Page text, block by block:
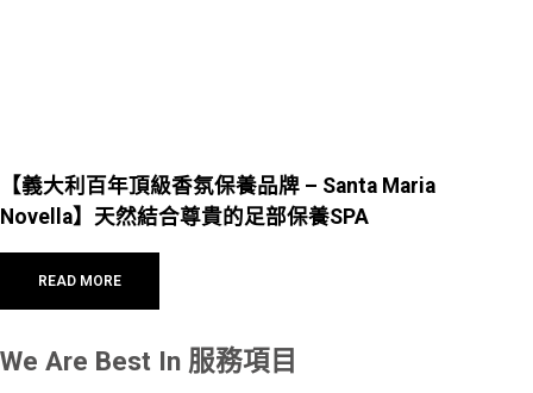
【義大利百年頂級香氛保養品牌 – Santa Maria
Novella】天然結合尊貴的足部保養SPA
READ MORE
We Are Best In 服務項目